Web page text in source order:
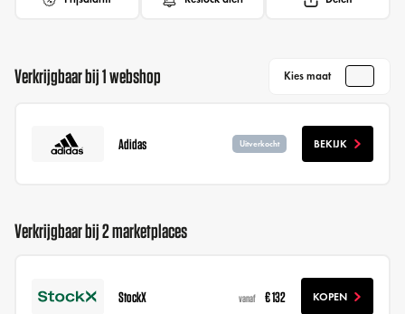
Verkrijgbaar bij 1 webshop Kies maat
Adidas Uitverkocht BEKIJK
Verkrijgbaar bij 2 marketplaces
StockX vanaf € 132 KOPEN